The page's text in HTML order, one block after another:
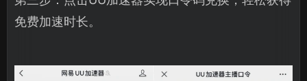
免费加速时长。